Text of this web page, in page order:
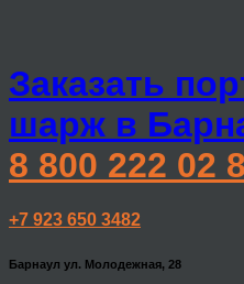
Заказать
шарж в
8 800 222 02
+7 923 650 3482
Барнаул ул. Молодежная, 28